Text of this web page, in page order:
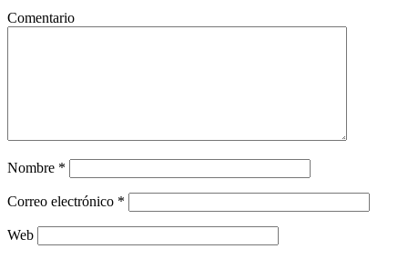
Comentario
Nombre *
Correo electrónico *
Web